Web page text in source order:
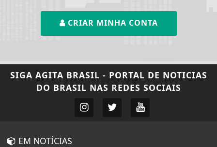
CRIAR MINHA CONTA
SIGA AGITA BRASIL - PORTAL DE NOTICIAS
DO BRASIL NAS REDES SOCIAIS
EM NOTÍCIAS